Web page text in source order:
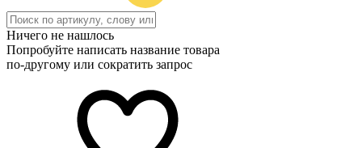
Ничего не нашлось
Попробуйте написать название товара
по-другому или сократить запрос